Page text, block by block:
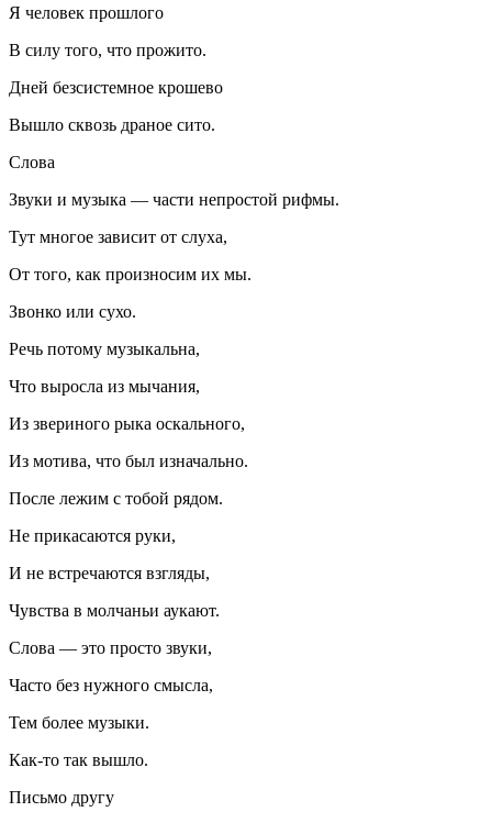
Я человек прошлого
В силу того, что прожито.
Дней безсистемное крошево
Вышло сквозь драное сито.
Слова
Звуки и музыка — части непростой рифмы.
Тут многое зависит от слуха,
От того, как произносим их мы.
Звонко или сухо.
Речь потому музыкальна,
Что выросла из мычания,
Из звериного рыка оскального,
Из мотива, что был изначально.
После лежим с тобой рядом.
Не прикасаются руки,
И не встречаются взгляды,
Чувства в молчаньи аукают.
Слова — это просто звуки,
Часто без нужного смысла,
Тем более музыки.
Как-то так вышло.
Письмо другу